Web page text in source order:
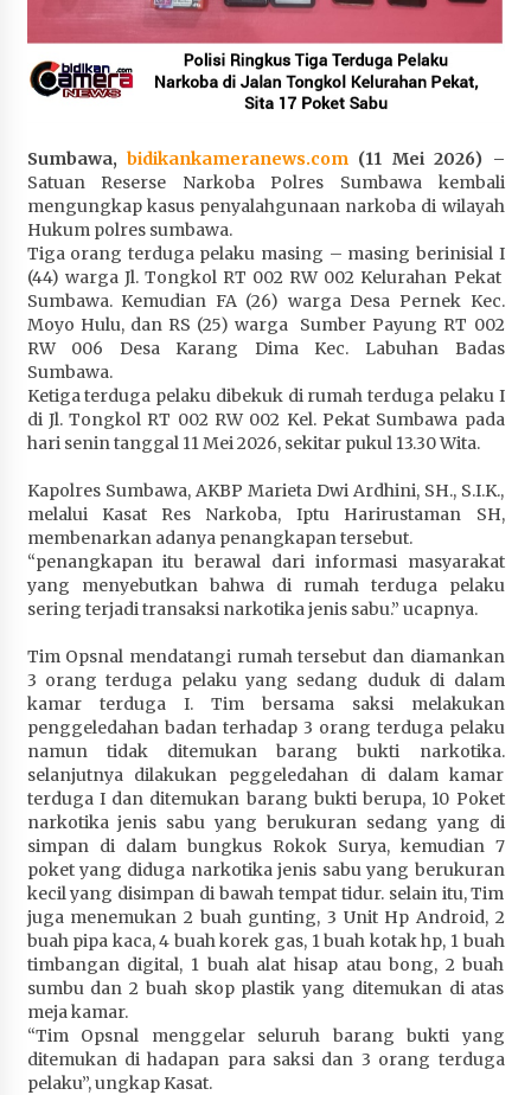
Penurunan Stunting di Sumbawa
4 minggu ago
Wabup Ansori Apresiasi Rekomendasi dan
4 minggu ago
Bupati Sumbawa Lepas 487 Atlet dari Berbagai
Cabor yang Akan Berjuang pada PORPROV XII
NTB 2026
4 minggu ago
BAZNAS Kabupaten Sumbawa Salurkan Bantuan
Program 100 Mustahik Per Desa di Desa Teluk
Santong
4 minggu ago
Dosen UTS Siap Kembangkan Inovasi Lewat
4 minggu ago
Terapkan “Polantas Menyapa”, Satlantas Polres
Sumbawa Berupaya Wujudkan Pelayanan
Kepolisian yang Profesional
Capaian Program Pemerintah Kabupaten
Sumbawa Terus Dirasakan Masyarakat
1 bulan ago
Sumbawa, bidikankameranews.com(11 Mei 2026) –
Satuan Reserse Narkoba Polres Sumbawa kembali
mengungkap kasus penyalahgunaan narkoba di wilayah
Hukum polres sumbawa.
Tiga orang terduga pelaku masing – masing berinisial I
(44) warga Jl. Tongkol RT 002 RW 002 Kelurahan Pekat
Sumbawa. Kemudian FA (26) warga Desa Pernek Kec.
Moyo Hulu, dan RS (25) warga Sumber Payung RT 002
RW 006 Desa Karang Dima Kec. Labuhan Badas
Sumbawa.
Ketiga terduga pelaku dibekuk di rumah terduga pelaku I
di Jl. Tongkol RT 002 RW 002 Kel. Pekat Sumbawa pada
hari senin tanggal 11 Mei 2026, sekitar pukul 13.30 Wita.
Kapolres Sumbawa, AKBP Marieta Dwi Ardhini, SH., S.I.K.,
melalui Kasat Res Narkoba, Iptu Harirustaman SH,
membenarkan adanya penangkapan tersebut.
“penangkapan itu berawal dari informasi masyarakat
yang menyebutkan bahwa di rumah terduga pelaku
sering terjadi transaksi narkotika jenis sabu.” ucapnya.
Tim Opsnal mendatangi rumah tersebut dan diamankan
3 orang terduga pelaku yang sedang duduk di dalam
kamar terduga I. Tim bersama saksi melakukan
penggeledahan badan terhadap 3 orang terduga pelaku
namun tidak ditemukan barang bukti narkotika.
selanjutnya dilakukan peggeledahan di dalam kamar
terduga I dan ditemukan barang bukti berupa, 10 Poket
narkotika jenis sabu yang berukuran sedang yang di
simpan di dalam bungkus Rokok Surya, kemudian 7
poket yang diduga narkotika jenis sabu yang berukuran
kecil yang disimpan di bawah tempat tidur. selain itu, Tim
juga menemukan 2 buah gunting, 3 Unit Hp Android, 2
buah pipa kaca, 4 buah korek gas, 1 buah kotak hp, 1 buah
timbangan digital, 1 buah alat hisap atau bong, 2 buah
sumbu dan 2 buah skop plastik yang ditemukan di atas
meja kamar.
“Tim Opsnal menggelar seluruh barang bukti yang
ditemukan di hadapan para saksi dan 3 orang terduga
pelaku”, ungkap Kasat.